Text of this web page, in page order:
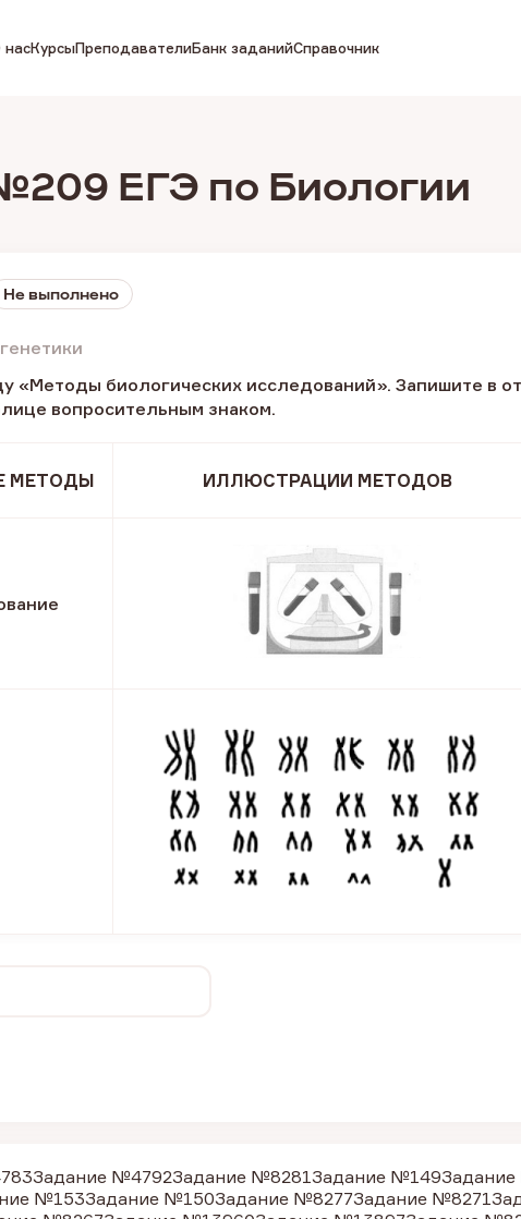
насКурсыПреподавателиБанк заданийСправочник
ЕГЭ по Биологии
Не выполнено
«Методы биологических исследований». Запишите в
вопросительным знаком.
МЕТОДЫ ИЛЛЮСТРАЦИИ МЕТОДОВ
Задание №4792Задание №8281Задание №149
№153Задание №150Задание №8277Задание №8271